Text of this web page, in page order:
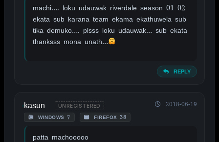
machi…. loku udauwak riverdale season 01 02
ekata sub karana team ekama ekathuwela sub
tika demuko…. plsss loku udauwak… sub ekata
thanksss mona unath…
REPLY
kasun UNREGISTERED
WINDOWS 7 FIREFOX 38
2018-06-19
patta machooooo